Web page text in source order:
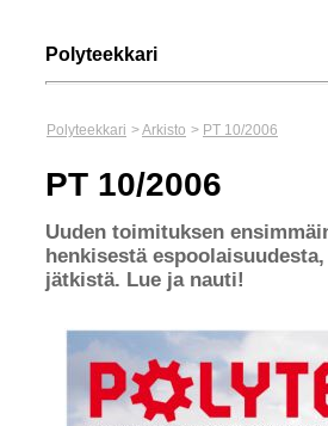
Polyteekkari
Polyteekkari >Arkisto > PT 10/2006
PT 10/2006
Uuden toimituksen
henkisestä
jätkistä. Lue ja nauti!